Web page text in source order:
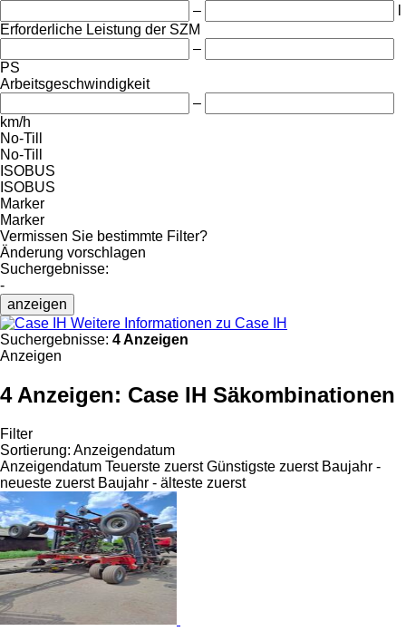
–
Erforderliche Leistung der SZM
–
PS
Arbeitsgeschwindigkeit
–
km/h
No-Till
No-Till
ISOBUS
ISOBUS
Marker
Marker
Vermissen Sie bestimmte Filter?
Änderung vorschlagen
Suchergebnisse:
-
anzeigen
Weitere Informationen zu Case IH
Suchergebnisse: 4 Anzeigen
Anzeigen
4 Anzeigen: Case IH Säkombinationen
Filter
Sortierung: Anzeigendatum
Anzeigendatum Teuerste zuerst Günstigste zuerst Baujahr -
neueste zuerst Baujahr - älteste zuerst